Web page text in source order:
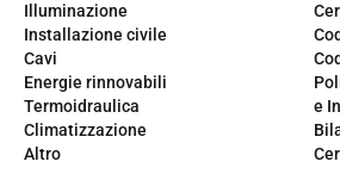
Illuminazione
Installazione civile
Cavi
Energie rinnovabili
Termoidraulica
Climatizzazione
Altro
e